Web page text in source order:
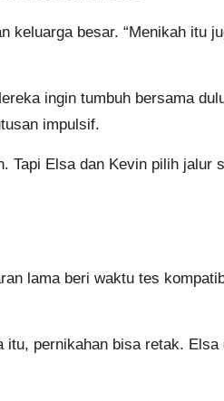
besar. “Menikah itu
ingin tumbuh bersama
impulsif.
Elsa dan Kevin pilih
lama beri waktu tes
pernikahan bisa retak.